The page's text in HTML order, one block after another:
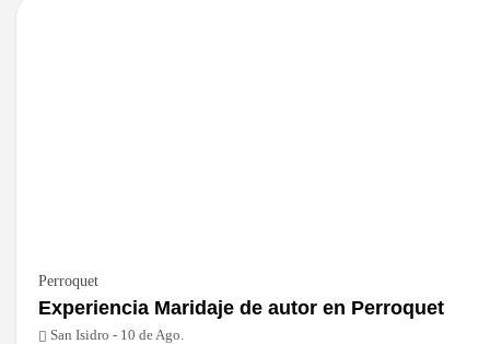
Perroquet
Experiencia Maridaje de autor en Perroquet
San Isidro - 10 de Ago.